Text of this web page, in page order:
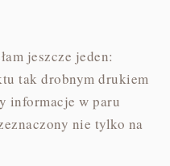
jeszcze jeden:
tak drobnym drukiem
informacje w paru
nie tylko na